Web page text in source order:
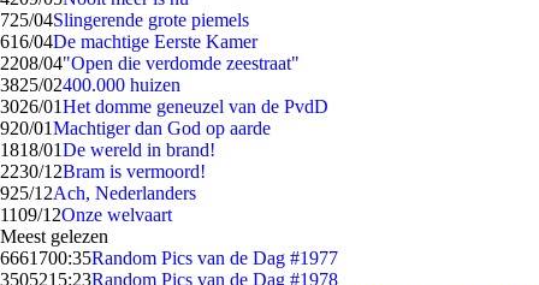
725/04Slingerende grote piemels
616/04De machtige Eerste Kamer
2208/04"Open die verdomde zeestraat"
3825/02400.000 huizen
3026/01Het domme geneuzel van de PvdD
920/01Machtiger dan God op aarde
1818/01De wereld in brand!
2230/12Bram is vermoord!
925/12Ach, Nederlanders
1109/12Onze welvaart
Meest gelezen
6661700:35Random Pics van de Dag #1977
3505215:23Random Pics van de Dag #1978